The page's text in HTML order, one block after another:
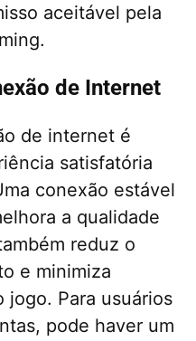
aceitável pela
de Internet
de internet é
satisfatória
conexão estável
a qualidade
reduz o
e minimiza
Para usuários
pode haver um